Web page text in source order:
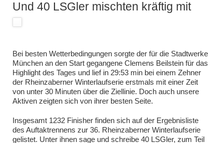
Und 40 LSGler mischten kräftig mit
Bei besten Wetterbedingungen sorgte der für die Stadtwerke
München an den Start gegangene Clemens Beilstein für das
Highlight des Tages und lief in 29:53 min bei einem Zehner
der Rheinzaberner Winterlaufserie erstmals mit einer Zeit
von unter 30 Minuten über die Ziellinie. Doch auch unsere
Aktiven zeigten sich von ihrer besten Seite.
Insgesamt 1232 Finisher finden sich auf der Ergebnisliste
des Auftaktrennens zur 36. Rheinzaberner Winterlaufserie
gelistet. Unter ihnen sage und schreibe 40 LSGler, zum Teil